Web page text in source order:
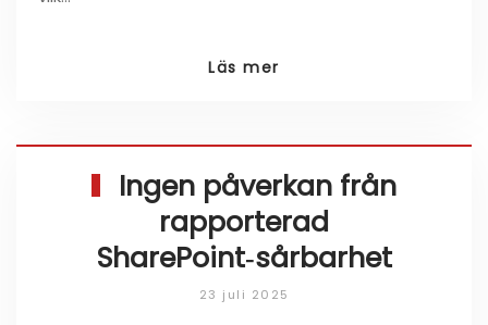
Läs mer
Ingen påverkan från
rapporterad
SharePoint‑sårbarhet
23 juli 2025